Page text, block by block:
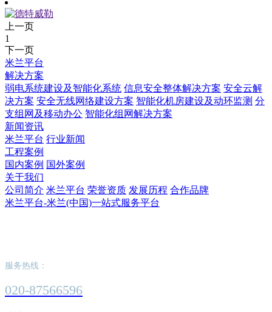
上一页
1
下一页
米兰平台
解决方案
弱电系统建设及智能化系统 信息安全整体解决方案 安全云解
决方案 安全无线网络建设方案 智能化机房建设及动环监测 分
支组网及移动办公 智能化组网解决方案
新闻资讯
米兰平台 行业新闻
工程案例
国内案例 国外案例
关于我们
公司简介 米兰平台 荣誉资质 发展历程 合作品牌
米兰平台-米兰(中国)一站式服务平台
服务热线：
020-87566596